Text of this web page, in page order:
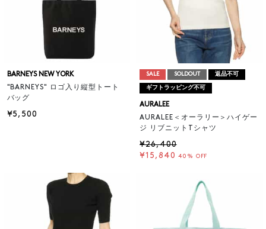
BARNEYS NEW YORK
"BARNEYS" ロゴ入り縦型トート
バッグ
¥5,500
SALE SOLDOUT 返品不可
ギフトラッピング不可
AURALEE
AURALEE＜オーラリー＞ハイゲー
ジ リブニットTシャツ
¥26,400
¥15,840 40% OFF